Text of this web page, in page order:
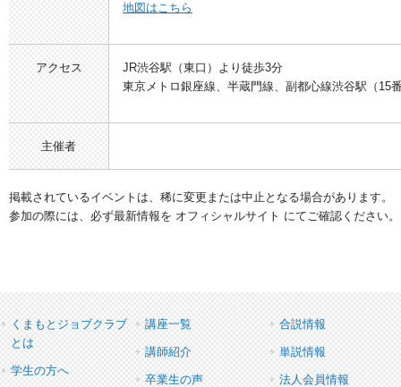
地図はこちら
アクセス
JR渋谷駅（東口）より徒歩3分
東京メトロ銀座線、半蔵門線、副都心線渋谷駅（15
主催者
掲載されているイベントは、稀に変更または中止となる場合があります。
参加の際には、必ず最新情報を オフィシャルサイト にてご確認ください。
くまもとジョブクラブ
とは
学生の方へ
講座一覧
講師紹介
卒業生の声
合説情報
単説情報
法人会員情報